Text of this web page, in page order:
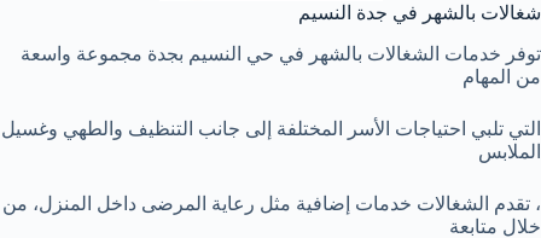
شغالات بالشهر في جدة النسيم
توفر خدمات الشغالات بالشهر في حي النسيم بجدة مجموعة واسعة
من المهام
التي تلبي احتياجات الأسر المختلفة إلى جانب التنظيف والطهي وغسيل
الملابس
، تقدم الشغالات خدمات إضافية مثل رعاية المرضى داخل المنزل، من
خلال متابعة